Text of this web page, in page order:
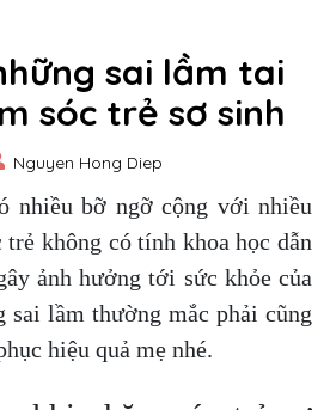
sai lầm tai
sóc trẻ sơ sinh
Nguyen Hong Diep
nhiều bỡ ngỡ cộng với nhiều
trẻ không có tính khoa học dẫn
ảnh hưởng tới sức khỏe của
sai lầm thường mắc phải cũng
hiệu quả mẹ nhé.